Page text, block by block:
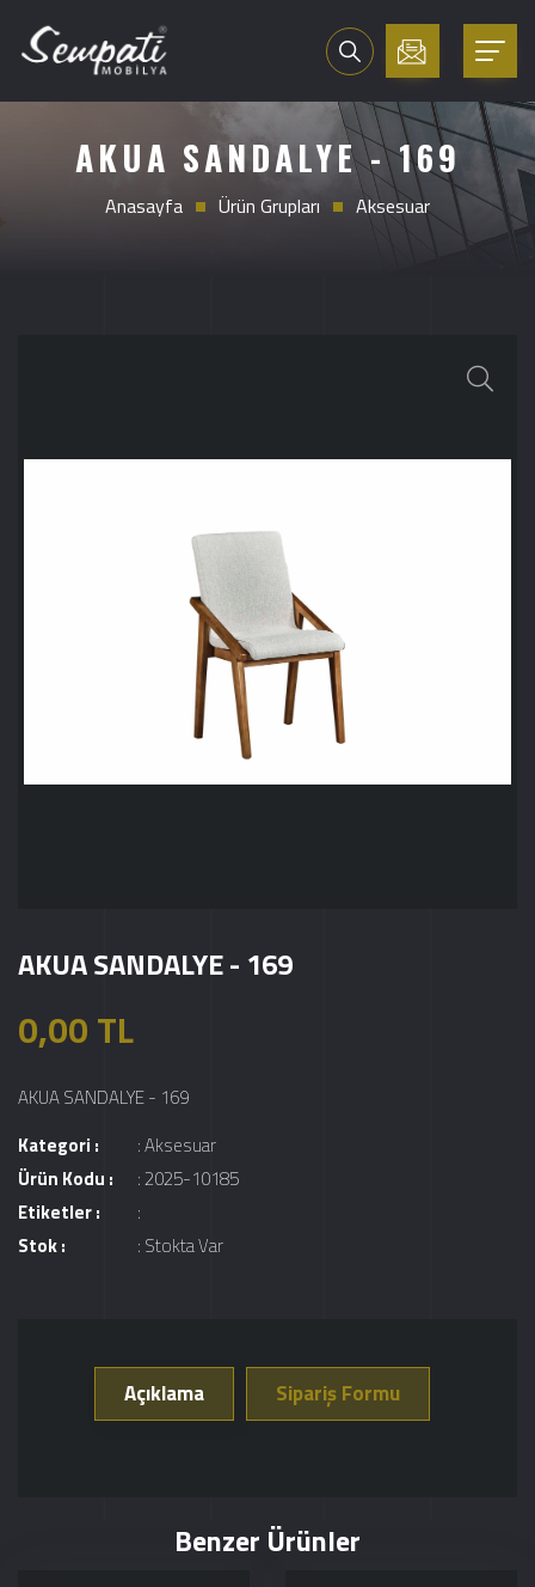
AKUA SANDALYE - 169
Anasayfa Ürün Grupları Aksesuar
AKUA SANDALYE - 169
0,00 TL
AKUA SANDALYE - 169
Kategori :
:Aksesuar
Ürün Kodu :
: 2025-10185
Etiketler :
:
Stok :
: Stokta Var
Açıklama Sipariş Formu
Benzer Ürünler